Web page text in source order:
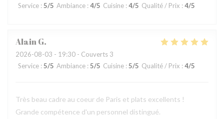
Service : 5/5 Ambiance : 4/5 Cuisine : 4/5 Qualité / Prix : 4/5
AlainG
2026-08-03 - 19:30 - Couverts 3
Service : 5/5 Ambiance : 5/5 Cuisine : 5/5 Qualité / Prix : 4/5
Très beau cadre au coeur de Paris et plats excellents !
Grande compétence d'un personnel distingué.